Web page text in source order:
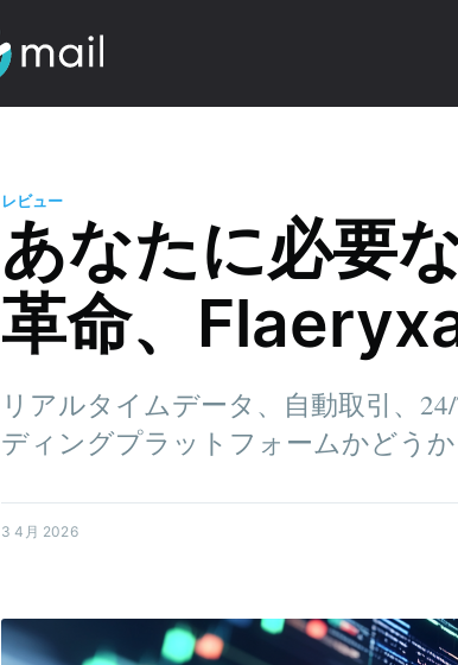
レビュー
あなたに必要
革命、
リアルタイムデータ、自動取引、
ディングプラットフォームかどうか
3 4月 2026